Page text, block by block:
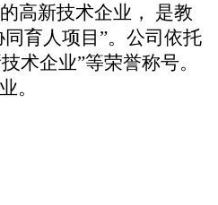
高新技术企业， 是教
育人项目”。公司依托
术企业”等荣誉称号。
。